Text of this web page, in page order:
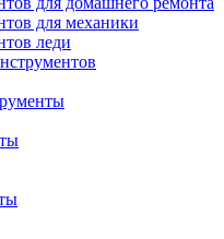
для механики
леди